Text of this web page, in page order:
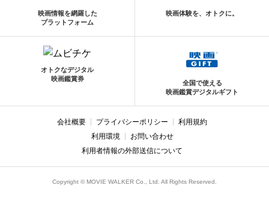
映画情報を網羅した
プラットフォーム
映画体験を、オトクに。
オトクなデジタル
映画鑑賞券
全国で使える
映画鑑賞デジタルギフト
会社概要 プライバシーポリシー
利用規約
利用環境
お問い合わせ
利用者情報の外部送信について
Copyright © MOVIE WALKER Co., Ltd. All Rights Reserved.